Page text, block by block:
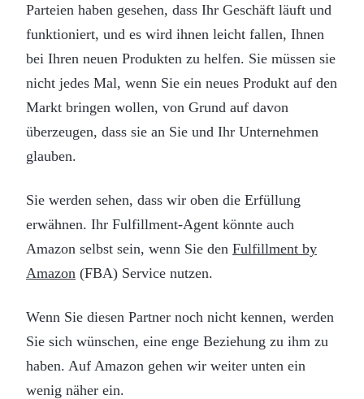
Parteien haben gesehen, dass Ihr Geschäft läuft und
funktioniert, und es wird ihnen leicht fallen, Ihnen
bei Ihren neuen Produkten zu helfen. Sie müssen sie
nicht jedes Mal, wenn Sie ein neues Produkt auf den
Markt bringen wollen, von Grund auf davon
überzeugen, dass sie an Sie und Ihr Unternehmen
glauben.
Sie werden sehen, dass wir oben die Erfüllung
erwähnen. Ihr Fulfillment-Agent könnte auch
Amazon selbst sein, wenn Sie den Fulfillment by
Amazon (FBA) Service nutzen.
Wenn Sie diesen Partner noch nicht kennen, werden
Sie sich wünschen, eine enge Beziehung zu ihm zu
haben. Auf Amazon gehen wir weiter unten ein
wenig näher ein.